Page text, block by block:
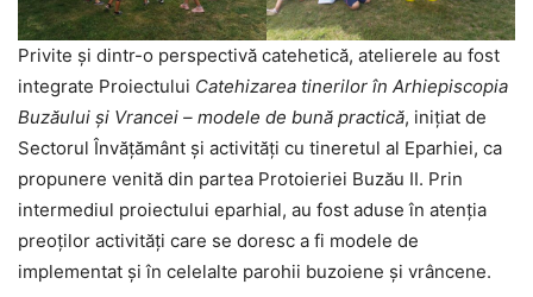
Privite și dintr-o perspectivă catehetică, atelierele au fost
integrate Proiectului Catehizarea tinerilor în Arhiepiscopia
Buzăului și Vrancei – modele de bună practică, inițiat de
Sectorul Învățământ și activități cu tineretul al Eparhiei, ca
propunere venită din partea Protoieriei Buzău II. Prin
intermediul proiectului eparhial, au fost aduse în atenția
preoților activități care se doresc a fi modele de
implementat și în celelalte parohii buzoiene și vrâncene.